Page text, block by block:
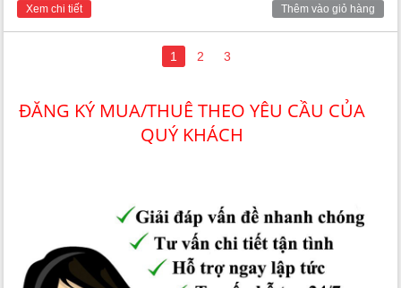
Xem chi tiết Thêm vào giỏ hàng
1 2 3
ĐĂNG KÝ MUA/THUÊ THEO YÊU CẦU CỦA
QUÝ KHÁCH